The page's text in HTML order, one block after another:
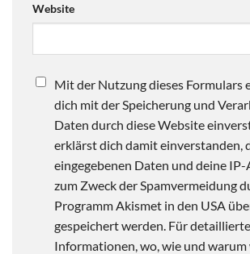
Website
Mit der Nutzung dieses Formulars
dich mit der Speicherung und
Daten durch diese Website
erklärst dich damit einverstanden,
eingegebenen Daten und deine
zum Zweck der Spamvermeidung
Programm Akismet in den USA
gespeichert werden. Für detaillierte
Informationen, wo, wie und warum